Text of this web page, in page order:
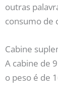
outras
consumo de
Cabine
A cabine de
o peso é de